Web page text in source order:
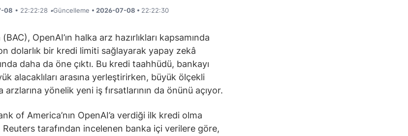
08 • 22:22:28 •Güncelleme • 2026-07-08 • 22:22:30
OpenAI’ın halka arz hazırlıkları kapsamında
dolarlık bir kredi limiti sağlayarak yapay zekâ
daha da öne çıktı. Bu kredi taahhüdü, bankayı
alacaklıları arasına yerleştirirken, büyük ölçekli
yönelik yeni iş fırsatlarının da önünü açıyor.
of America’nın OpenAI’a verdiği ilk kredi olma
Reuters tarafından incelenen banka içi verilere göre,